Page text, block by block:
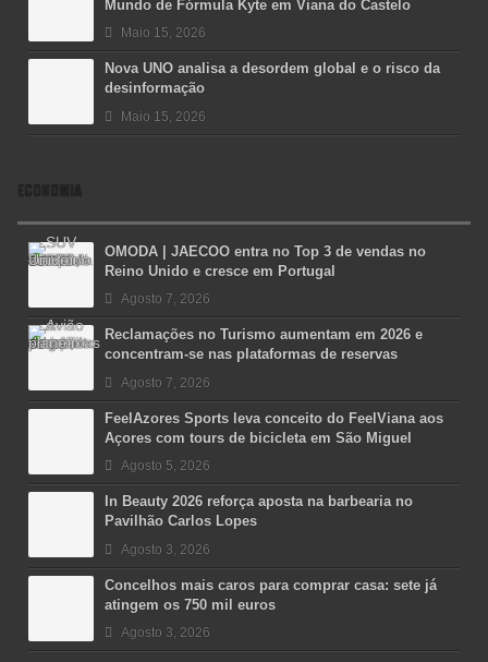
Mundo de Fórmula Kyte em Viana do Castelo
Maio 15, 2026
Nova UNO analisa a desordem global e o risco da
desinformação
Maio 15, 2026
ECONOMIA
OMODA | JAECOO entra no Top 3 de vendas no
Reino Unido e cresce em Portugal
Agosto 7, 2026
Reclamações no Turismo aumentam em 2026 e
concentram-se nas plataformas de reservas
Agosto 7, 2026
FeelAzores Sports leva conceito do FeelViana aos
Açores com tours de bicicleta em São Miguel
Agosto 5, 2026
In Beauty 2026 reforça aposta na barbearia no
Pavilhão Carlos Lopes
Agosto 3, 2026
Concelhos mais caros para comprar casa: sete já
atingem os 750 mil euros
Agosto 3, 2026